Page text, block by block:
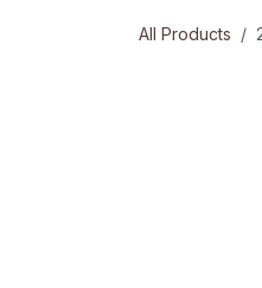
All Products